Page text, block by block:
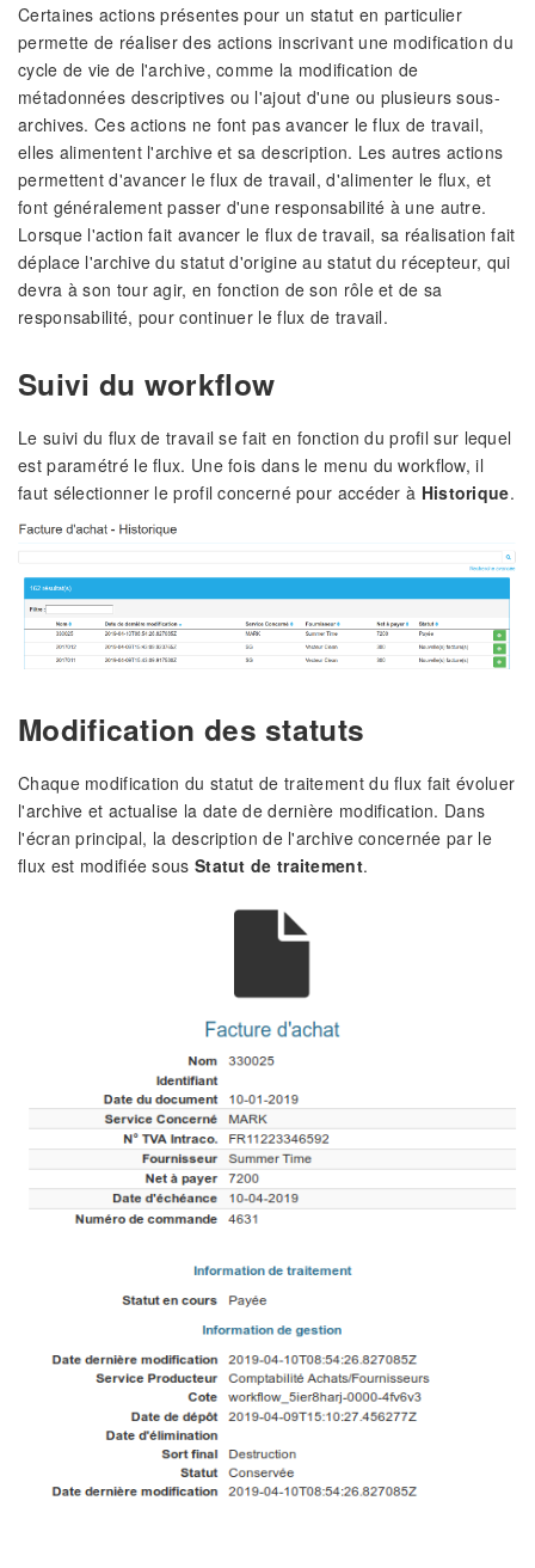
Certaines actions présentes pour un statut en particulier
permette de réaliser des actions inscrivant une modification du
cycle de vie de l'archive, comme la modification de
métadonnées descriptives ou l'ajout d'une ou plusieurs sous-
archives. Ces actions ne font pas avancer le flux de travail,
elles alimentent l'archive et sa description. Les autres actions
permettent d'avancer le flux de travail, d'alimenter le flux, et
font généralement passer d'une responsabilité à une autre.
Lorsque l'action fait avancer le flux de travail, sa réalisation fait
déplace l'archive du statut d'origine au statut du récepteur, qui
devra à son tour agir, en fonction de son rôle et de sa
responsabilité, pour continuer le flux de travail.
Suivi du workflow
Le suivi du flux de travail se fait en fonction du profil sur lequel
est paramétré le flux. Une fois dans le menu du workflow, il
faut sélectionner le profil concerné pour accéder à Historique.
Modification des statuts
Chaque modification du statut de traitement du flux fait évoluer
l'archive et actualise la date de dernière modification. Dans
l'écran principal, la description de l'archive concernée par le
flux est modifiée sous Statut de traitement.